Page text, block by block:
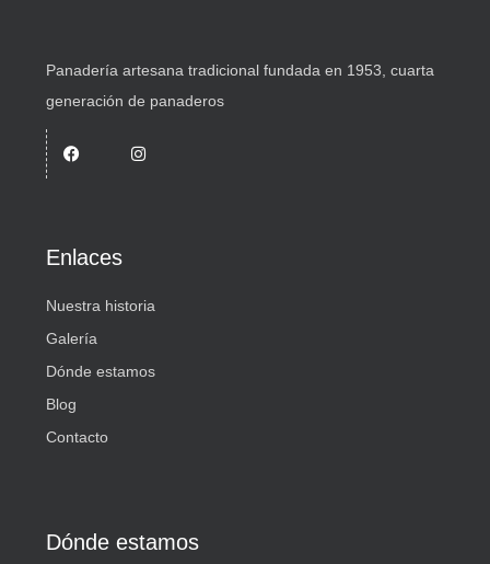
Panadería artesana tradicional fundada en 1953, cuarta
generación de panaderos
Enlaces
Nuestra historia
Galería
Dónde estamos
Blog
Contacto
Dónde estamos